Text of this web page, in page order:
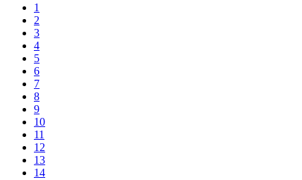
1
2
3
4
5
6
7
8
9
10
11
12
13
14